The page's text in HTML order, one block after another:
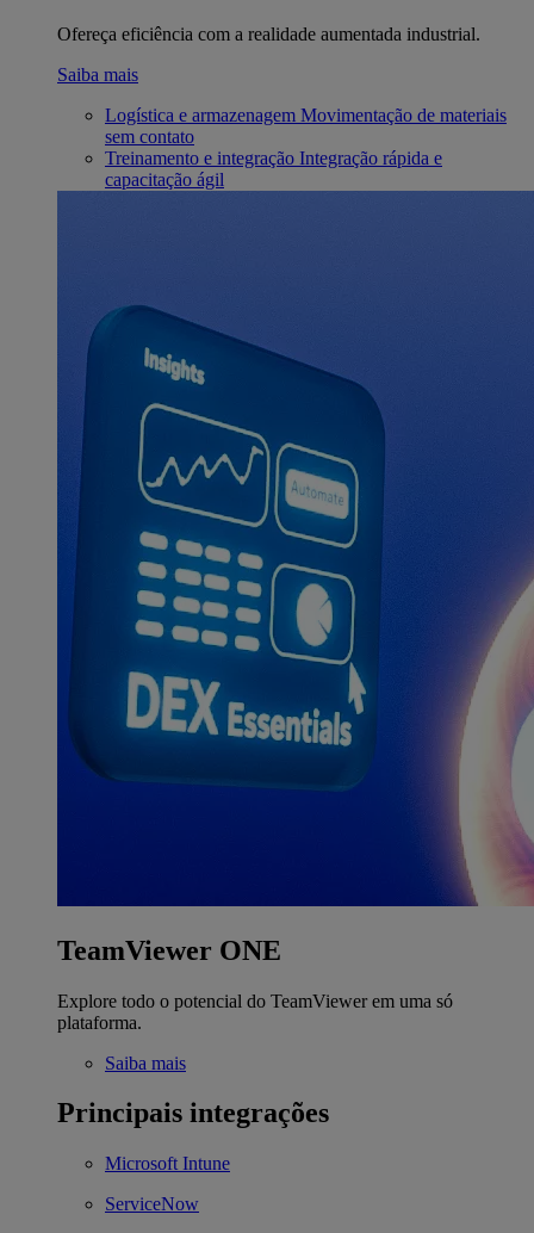
Ofereça eficiência com a realidade aumentada industrial.
Saiba mais
Logística e armazenagem Movimentação de materiais
sem contato
Treinamento e integração Integração rápida e
capacitação ágil
TeamViewer ONE
Explore todo o potencial do TeamViewer em uma só
plataforma.
Saiba mais
Principais integrações
Microsoft Intune
ServiceNow